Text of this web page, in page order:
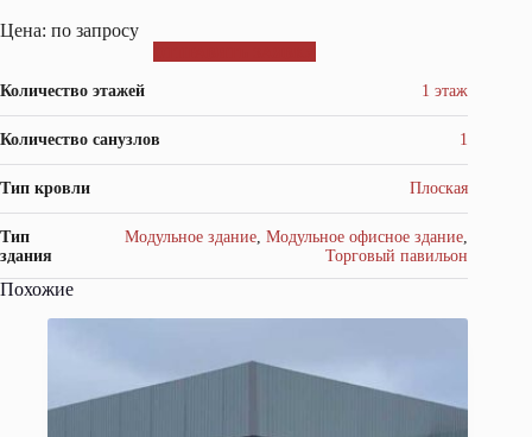
Цена: по запросу
Количество этажей 1 этаж
Количество санузлов 1
Тип кровли Плоская
Тип
здания
Модульное здание ,Модульное офисное здание
Торговый павильон
Похожие